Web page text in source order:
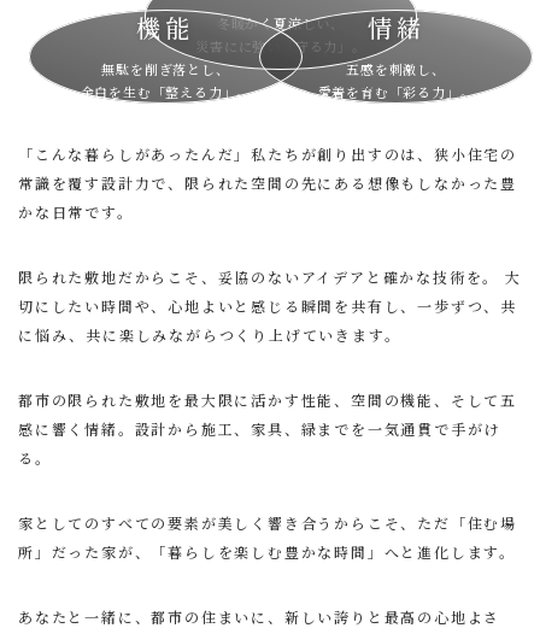
冬暖かく夏涼しい、
災害にに強い「守る力」。
機能
無駄を削ぎ落とし、
余白を生む「整える力」。
情緒
五感を刺激し、
愛着を育む「彩る力」。
「こんな暮らしがあったんだ」私たちが創り出すのは、狭小住宅の
常識を覆す設計力で、限られた空間の先にある想像もしなかった豊
かな日常です。
限られた敷地だからこそ、妥協のないアイデアと確かな技術を。 大
切にしたい時間や、心地よいと感じる瞬間を共有し、一歩ずつ、共
に悩み、共に楽しみながらつくり上げていきます。
都市の限られた敷地を最大限に活かす性能、空間の機能、そして五
感に響く情緒。設計から施工、家具、緑までを一気通貫で手がけ
る。
家としてのすべての要素が美しく響き合うからこそ、ただ「住む場
所」だった家が、「暮らしを楽しむ豊かな時間」へと進化します。
あなたと一緒に、都市の住まいに、新しい誇りと最高の心地よさ